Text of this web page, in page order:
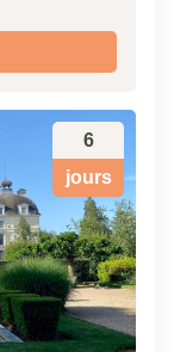
6
jours